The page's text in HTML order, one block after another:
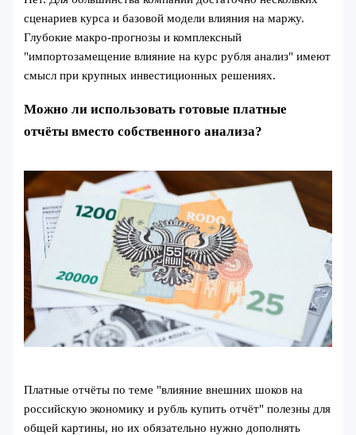
сценариев курса и базовой модели влияния на маржу.
Глубокие макро-прогнозы и комплексный
"импортозамещение влияние на курс рубля анализ" имеют
смысл при крупных инвестиционных решениях.
Можно ли использовать готовые платные
отчёты вместо собственного анализа?
Платные отчёты по теме "влияние внешних шоков на
российскую экономику и рубль купить отчёт" полезны для
общей картины, но их обязательно нужно дополнять